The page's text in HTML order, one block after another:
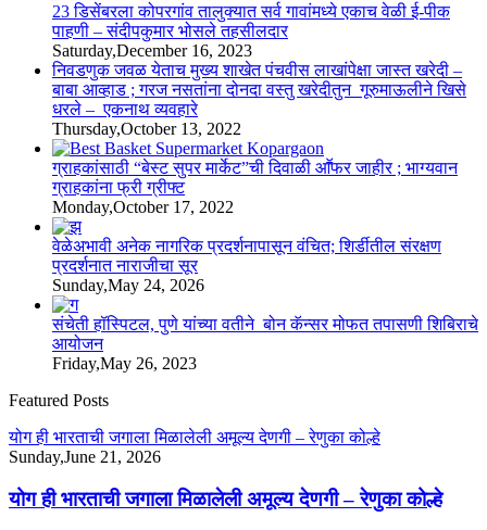
23 डिसेंबरला कोपरगांव तालुक्‍यात सर्व गावांमध्ये एकाच वेळी ई-पीक
पाहणी – संदीपकुमार भोसले तहसीलदार
Saturday,December 16, 2023
निवडणुक जवळ येताच मुख्य शाखेत पंचवीस लाखांपेक्षा जास्त खरेदी –
बाबा आव्हाड ; गरज नसतांना दोनदा वस्तु खरेदीतुन गूरुमाऊलीने खिसे
धरले – एकनाथ व्यवहारे
Thursday,October 13, 2022
ग्राहकांसाठी “बेस्ट सुपर मार्केट”ची दिवाळी आॕफर जाहीर ; भाग्यवान
ग्राहकांना फ्री ग्रीफ्ट
Monday,October 17, 2022
वेळेअभावी अनेक नागरिक प्रदर्शनापासून वंचित; शिर्डीतील संरक्षण
प्रदर्शनात नाराजीचा सूर
Sunday,May 24, 2026
संचेती हॉस्पिटल, पुणे यांच्या वतीने बोन कॅन्सर मोफत तपासणी शिबिराचे
आयोजन
Friday,May 26, 2023
Featured Posts
योग ही भारताची जगाला मिळालेली अमूल्य देणगी – रेणुका कोल्हे
Sunday,June 21, 2026
योग ही भारताची जगाला मिळालेली अमूल्य देणगी – रेणुका कोल्हे